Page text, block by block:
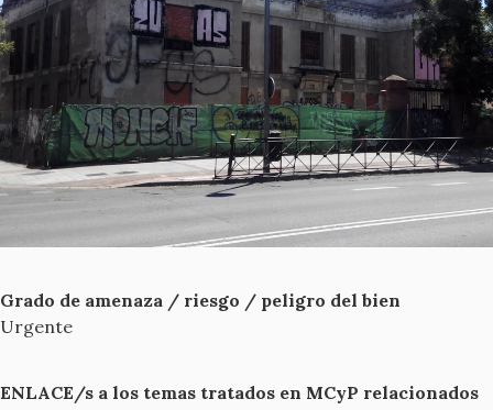
Grado de amenaza / riesgo / peligro del bien
Urgente
ENLACE/s a los temas tratados en MCyP relacionados